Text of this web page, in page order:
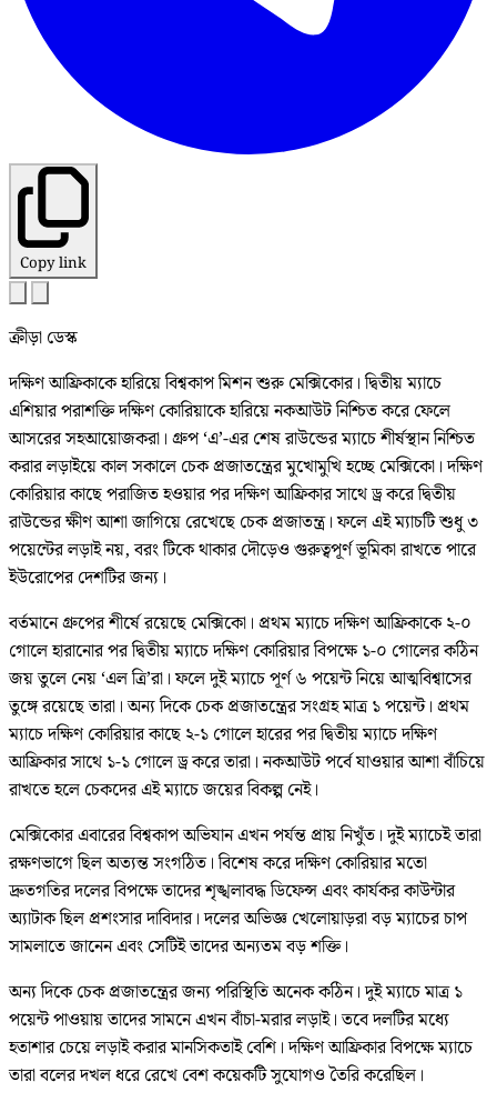
Copy link
ক্রীড়া ডেস্ক
দক্ষিণ আফ্রিকাকে হারিয়ে বিশ্বকাপ মিশন শুরু মেক্সিকোর। দ্বিতীয় ম্যাচে
এশিয়ার পরাশক্তি দক্ষিণ কোরিয়াকে হারিয়ে নকআউট নিশ্চিত করে ফেলে
আসরের সহআয়োজকরা। গ্রুপ ‘এ’-এর শেষ রাউন্ডের ম্যাচে শীর্ষস্থান নিশ্চিত
করার লড়াইয়ে কাল সকালে চেক প্রজাতন্ত্রের মুখোমুখি হচ্ছে মেক্সিকো। দক্ষিণ
কোরিয়ার কাছে পরাজিত হওয়ার পর দক্ষিণ আফ্রিকার সাথে ড্র করে দ্বিতীয়
রাউন্ডের ক্ষীণ আশা জাগিয়ে রেখেছে চেক প্রজাতন্ত্র। ফলে এই ম্যাচটি শুধু ৩
পয়েন্টের লড়াই নয়, বরং টিকে থাকার দৌড়েও গুরুত্বপূর্ণ ভূমিকা রাখতে পারে
ইউরোপের দেশটির জন্য।
বর্তমানে গ্রুপের শীর্ষে রয়েছে মেক্সিকো। প্রথম ম্যাচে দক্ষিণ আফ্রিকাকে ২-০
গোলে হারানোর পর দ্বিতীয় ম্যাচে দক্ষিণ কোরিয়ার বিপক্ষে ১-০ গোলের কঠিন
জয় তুলে নেয় ‘এল ত্রি’রা। ফলে দুই ম্যাচে পূর্ণ ৬ পয়েন্ট নিয়ে আত্মবিশ্বাসের
তুঙ্গে রয়েছে তারা। অন্য দিকে চেক প্রজাতন্ত্রের সংগ্রহ মাত্র ১ পয়েন্ট। প্রথম
ম্যাচে দক্ষিণ কোরিয়ার কাছে ২-১ গোলে হারের পর দ্বিতীয় ম্যাচে দক্ষিণ
আফ্রিকার সাথে ১-১ গোলে ড্র করে তারা। নকআউট পর্বে যাওয়ার আশা বাঁচিয়ে
রাখতে হলে চেকদের এই ম্যাচে জয়ের বিকল্প নেই।
মেক্সিকোর এবারের বিশ্বকাপ অভিযান এখন পর্যন্ত প্রায় নিখুঁত। দুই ম্যাচেই তারা
রক্ষণভাগে ছিল অত্যন্ত সংগঠিত। বিশেষ করে দক্ষিণ কোরিয়ার মতো
দ্রুতগতির দলের বিপক্ষে তাদের শৃঙ্খলাবদ্ধ ডিফেন্স এবং কার্যকর কাউন্টার
অ্যাটাক ছিল প্রশংসার দাবিদার। দলের অভিজ্ঞ খেলোয়াড়রা বড় ম্যাচের চাপ
সামলাতে জানেন এবং সেটিই তাদের অন্যতম বড় শক্তি।
অন্য দিকে চেক প্রজাতন্ত্রের জন্য পরিস্থিতি অনেক কঠিন। দুই ম্যাচে মাত্র ১
পয়েন্ট পাওয়ায় তাদের সামনে এখন বাঁচা-মরার লড়াই। তবে দলটির মধ্যে
হতাশার চেয়ে লড়াই করার মানসিকতাই বেশি। দক্ষিণ আফ্রিকার বিপক্ষে ম্যাচে
তারা বলের দখল ধরে রেখে বেশ কয়েকটি সুযোগও তৈরি করেছিল।